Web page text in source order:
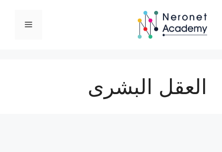
المحتوى
القائمة
العقل البشرى